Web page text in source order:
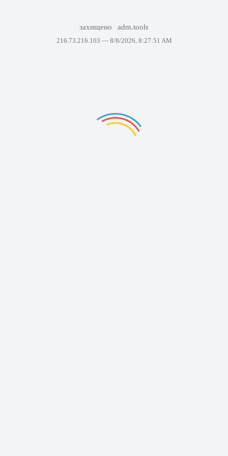
захищено adm.tools
216.73.216.103 — 8/8/2026, 8:27:51 AM